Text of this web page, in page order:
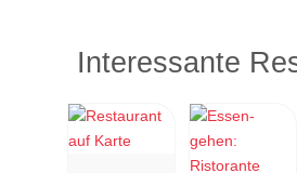
Interessante